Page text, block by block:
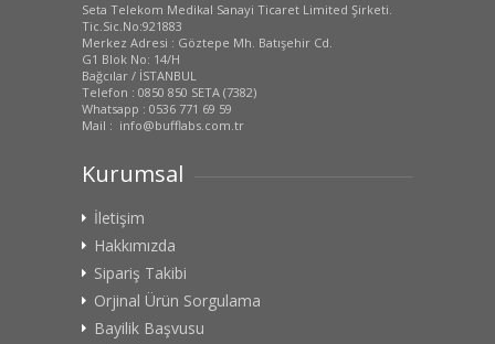
Seta Telekom Medikal Sanayi Ticaret Limited Şirketi.
Tic.Sic.No:921883
Merkez Adresi : Göztepe Mh. Batışehir Cd.
G1 Blok No: 14/H
Bağcılar / İSTANBUL
Telefon : 0850 850 SETA (7382)
Whatsapp : 0536 771 69 59
Mail : info@bufflabs.com.tr
Kurumsal
İletişim
Hakkımızda
Sipariş Takibi
Orjinal Ürün Sorgulama
Bayilik Başvusu